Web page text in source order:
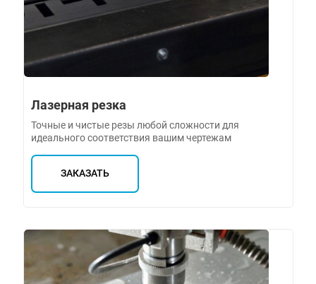
Лазерная резка
Точные и чистые резы любой сложности для
идеального соответствия вашим чертежам
ЗАКАЗАТЬ